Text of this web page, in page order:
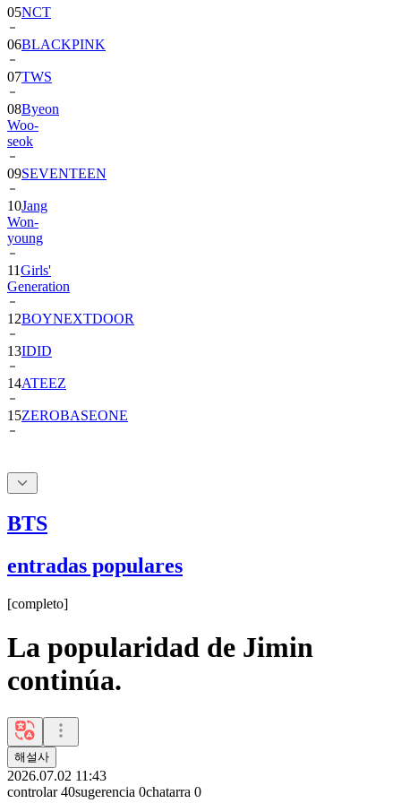
06BLACKPINK
07TWS
08Byeon
Woo-
seok
09SEVENTEEN
10Jang
Won-
young
11Girls'
Generation
12BOYNEXTDOOR
13IDID
14ATEEZ
15ZEROBASEONE
BTS
entradas populares
[completo]
La popularidad de Jimin
continúa.
해설사
2026.07.02 11:43
controlar 40sugerencia 0chatarra 0